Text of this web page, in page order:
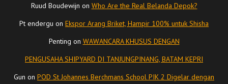
Ruud Boudewijn on Who Are the Real Belanda Depok?
Pt endergu on Ekspor Arang Briket, Hampir 100% untuk Shisha
Penting on WAWANCARA KHUSUS DENGAN
PENGUSAHA SHIPYARD DI TANJUNGPINANG, BATAM KEPRI
Gun on POD St Johannes Berchmans School PIK 2 Digelar dengan